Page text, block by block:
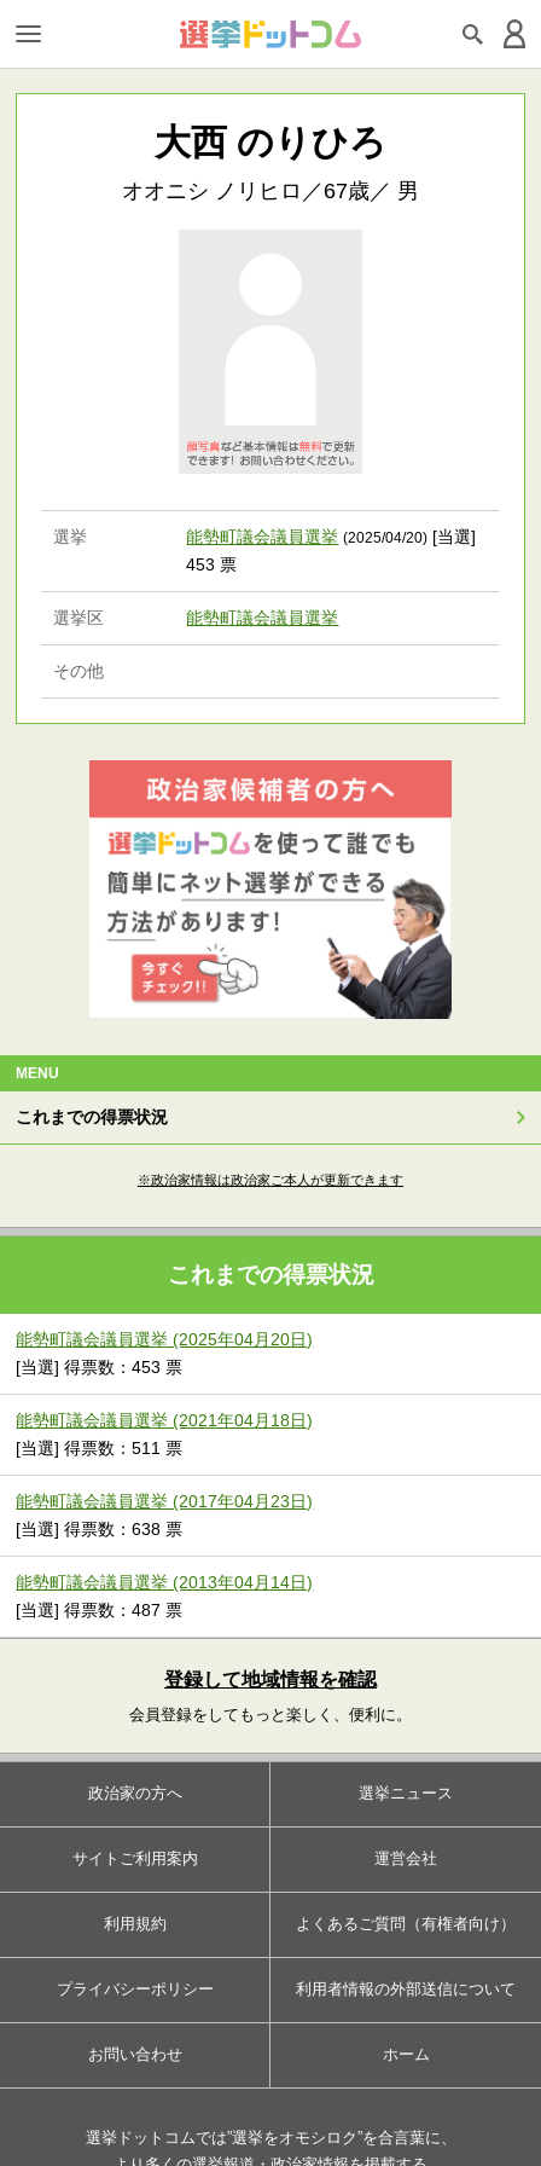
大西 のりひろ
オオニシ ノリヒロ／67歳／ 男
選挙 能勢町議会議員選挙 (2025/04/20) [当選]
453 票
選挙区 能勢町議会議員選挙
その他
MENU
これまでの得票状況
※政治家情報は政治家ご本人が更新できます
これまでの得票状況
能勢町議会議員選挙 (2025年04月20日)
[当選] 得票数：453 票
能勢町議会議員選挙 (2021年04月18日)
[当選] 得票数：511 票
能勢町議会議員選挙 (2017年04月23日)
[当選] 得票数：638 票
能勢町議会議員選挙 (2013年04月14日)
[当選] 得票数：487 票
登録して地域情報を確認
会員登録をしてもっと楽しく、便利に。
政治家の方へ 選挙ニュース
サイトご利用案内 運営会社
利用規約 よくあるご質問（有権者向け）
プライバシーポリシー 利用者情報の外部送信について
お問い合わせ ホーム
選挙ドットコムでは”選挙をオモシロク”を合言葉に、